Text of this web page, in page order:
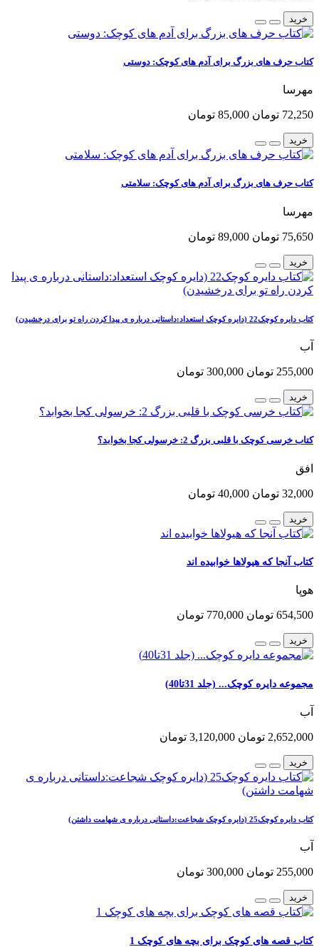
خرید
کتاب حرف های بزرگ برای آدم های کوچک: دوستی
مهرسا
72,250 تومان 85,000 تومان
خرید
کتاب حرف های بزرگ برای آدم های کوچک: سلامتی
مهرسا
75,650 تومان 89,000 تومان
خرید
کتاب دایره کوچک22 (دایره کوچک استعداد:داستانی درباره ی پیدا کردن راه تو برای درخشیدن)
آب
255,000 تومان 300,000 تومان
خرید
کتاب خرسی کوچک با قلبی بزرگ 2: خرسولی کجا بخوابد؟
افق
32,000 تومان 40,000 تومان
خرید
کتاب آنجا که هیولاها خوابیده اند
هوپا
654,500 تومان 770,000 تومان
خرید
مجموعه دایره کوچک... (جلد 31تا40)
آب
2,652,000 تومان 3,120,000 تومان
خرید
کتاب دایره کوچک25 (دایره کوچک شجاعت:داستانی درباره ی شهامت داشتن)
آب
255,000 تومان 300,000 تومان
خرید
کتاب قصه های کوچک برای بچه های کوچک 1